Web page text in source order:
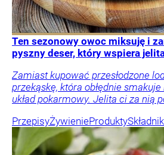
Ten sezonowy owoc miksuję i
pyszny deser, który wspiera
Zamiast kupować przesłodzone
przekąskę, która obłędnie
układ pokarmowy. Jelita ci za nią
PrzepisyŻywienieProdukty